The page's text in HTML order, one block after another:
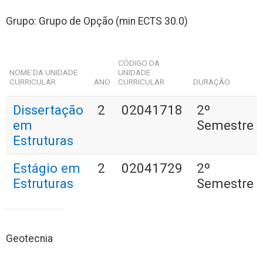
Grupo: Grupo de Opção (min ECTS 30.0)
NOME DA UNIDADE
CURRICULAR
ANO
CÓDIGO DA
UNIDADE
CURRICULAR
DURAÇÃO
Dissertação
em
Estruturas
2 02041718
2º
Semestre
Estágio em
Estruturas
2 02041729
2º
Semestre
Geotecnia